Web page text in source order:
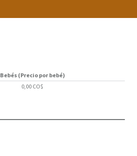
Bebés (Precio por bebé)
0,00 CO$